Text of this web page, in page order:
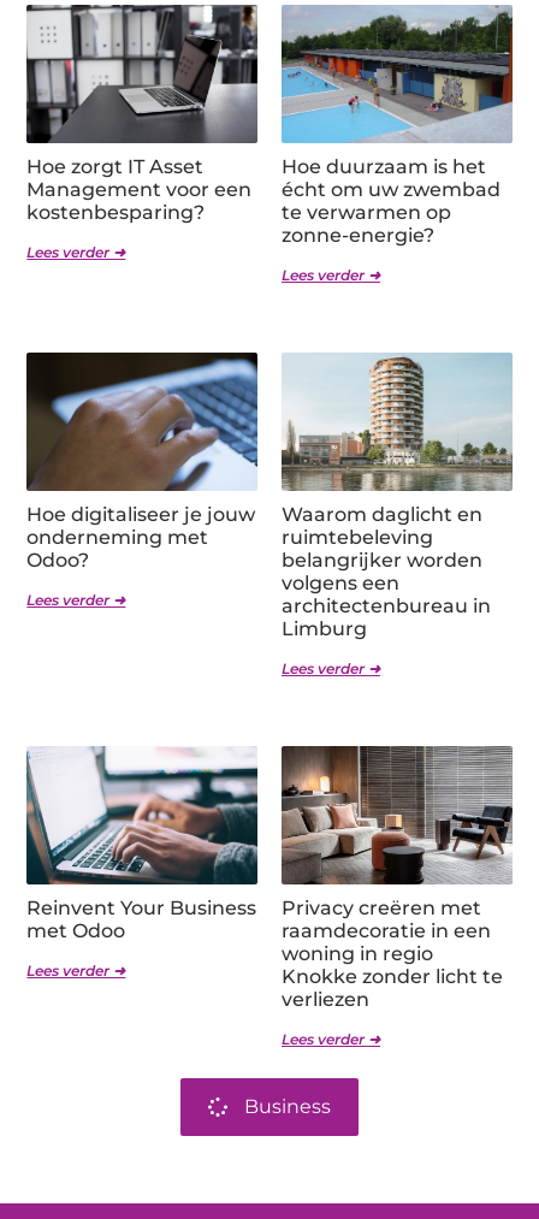
Hoe zorgt IT Asset
Management voor een
kostenbesparing?
Lees verder ➜
Hoe duurzaam is het
écht om uw zwembad
te verwarmen op
zonne-energie?
Lees verder ➜
Hoe digitaliseer je jouw
onderneming met
Odoo?
Lees verder ➜
Waarom daglicht en
ruimtebeleving
belangrijker worden
volgens een
architectenbureau in
Limburg
Lees verder ➜
Reinvent Your Business
met Odoo
Lees verder ➜
Privacy creëren met
raamdecoratie in een
woning in regio
Knokke zonder licht te
verliezen
Lees verder ➜
Business